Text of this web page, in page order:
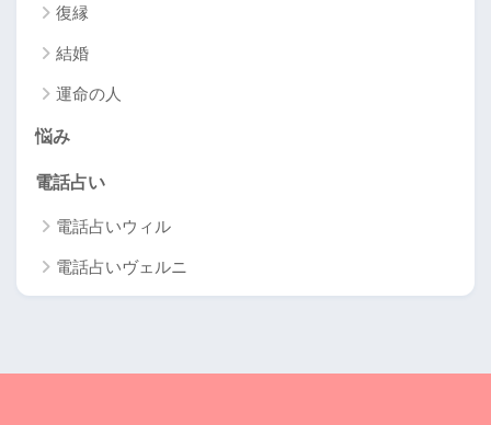
復縁
結婚
運命の人
悩み
電話占い
電話占いウィル
電話占いヴェルニ